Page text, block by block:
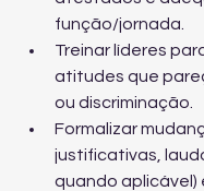
função/jornada.
Treinar líderes
atitudes que
ou discriminação.
Formalizar
justificativas,
quando aplicável)